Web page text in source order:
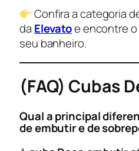
Confira a categoria
da Elevatoe encontre o
seu banheiro.
(FAQ) Cubas
Qual a principal
de embutir e de